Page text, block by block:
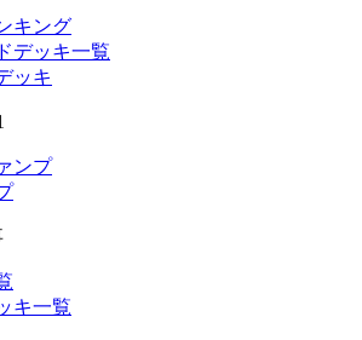
キング
デッキ一覧
ッキ
ンプ
キ一覧